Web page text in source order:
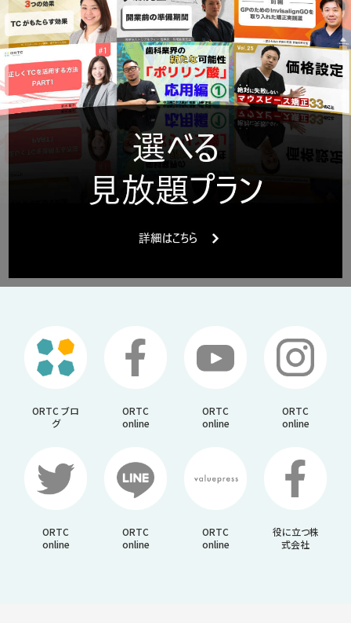
ORTC ブロ
グ
ORTC
online
ORTC
online
ORTC
online
ORTC
online
ORTC
online
ORTC
online
役に立つ株
式会社